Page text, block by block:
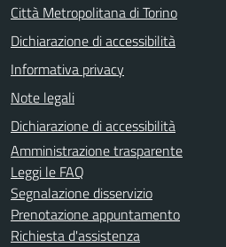
Città Metropolitana di Torino
Dichiarazione di accessibilità
Informativa privacy
Note legali
Dichiarazione di accessibilità
Amministrazione trasparente
Leggi le FAQ
Segnalazione disservizio
Prenotazione appuntamento
Richiesta d'assistenza